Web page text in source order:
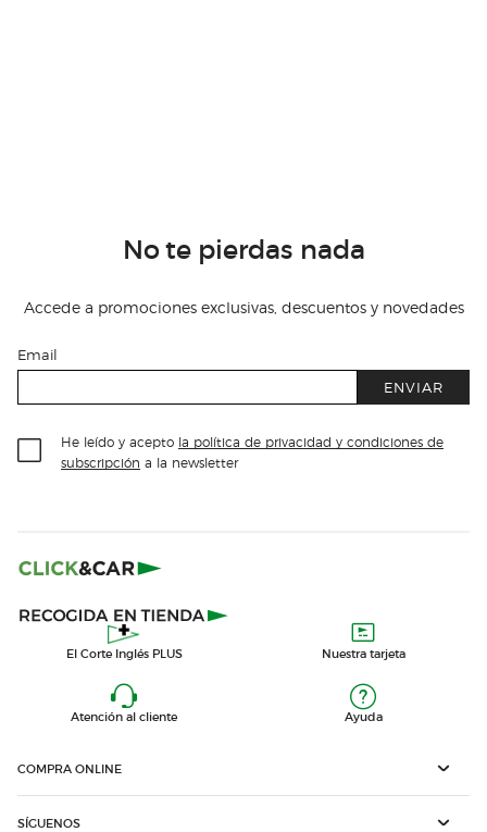
No te pierdas nada
Accede a promociones exclusivas, descuentos y novedades
Email
ENVIAR
He leído y acepto la política de privacidad y condiciones de
subscripción a la newsletter
El Corte Inglés PLUS Nuestra tarjeta
Atención al cliente Ayuda
COMPRA ONLINE
SÍGUENOS